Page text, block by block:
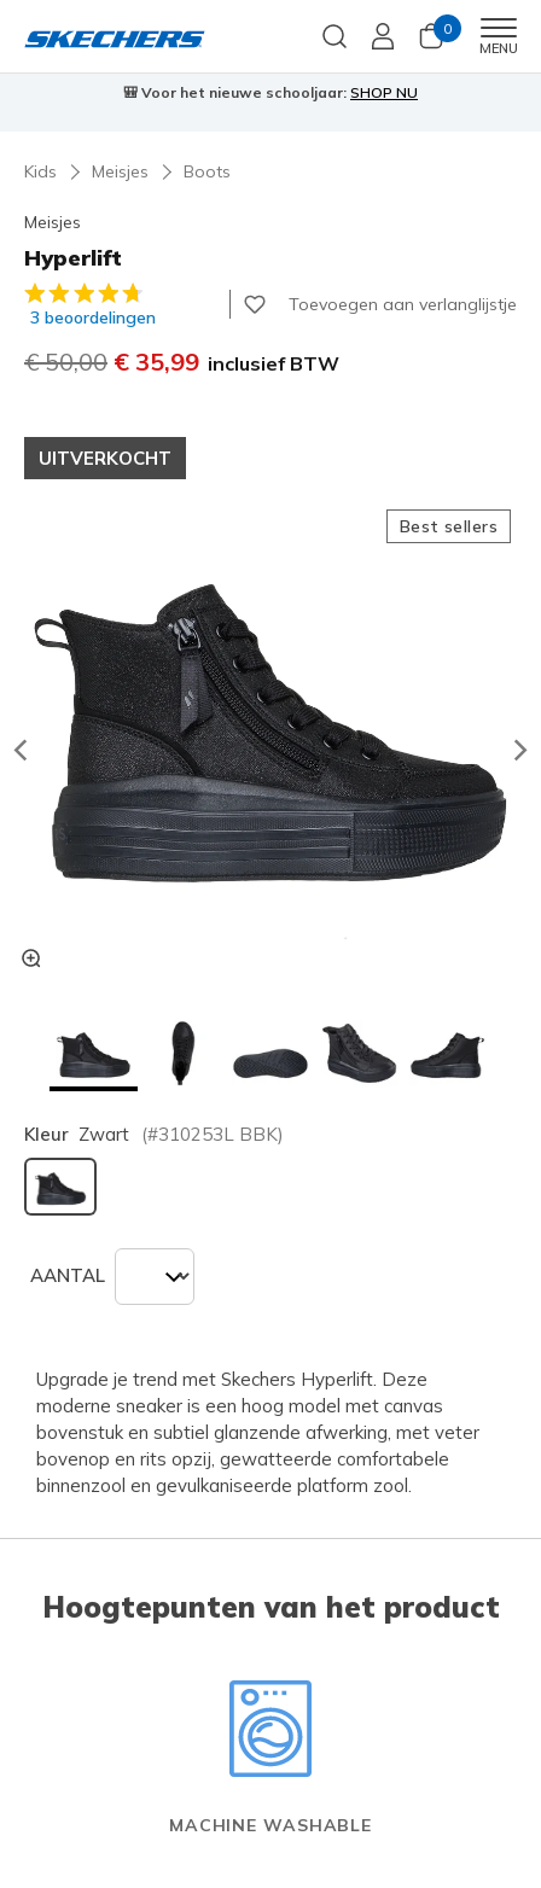
0
MENU
🎒 Voor het nieuwe schooljaar: SHOP NU
Kids Meisjes Boots
Meisjes
Hyperlift
5 van de 5 klantbeoordelingen
3 beoordelingen
Toevoegen aan verlanglijstje
Prijs verlaagd van
€ 50,00 naar
€ 35,99 inclusief BTW
UITVERKOCHT
Best sellers
Kleur Zwart (#310253L BBK)
geselecteerd
AANTAL
Upgrade je trend met Skechers Hyperlift. Deze
moderne sneaker is een hoog model met canvas
bovenstuk en subtiel glanzende afwerking, met veter
bovenop en rits opzij, gewatteerde comfortabele
binnenzool en gevulkaniseerde platform zool.
Hoogtepunten van het product
MACHINE WASHABLE